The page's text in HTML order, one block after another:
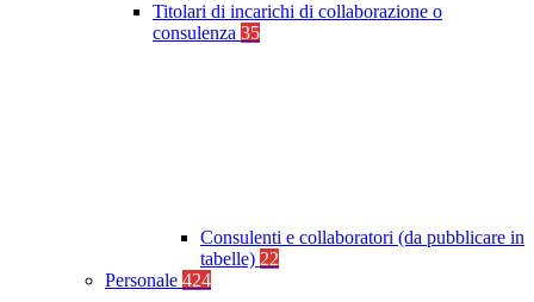
Titolari di incarichi di collaborazione o
consulenza 35
Consulenti e collaboratori (da pubblicare in
tabelle) 22
Personale 424